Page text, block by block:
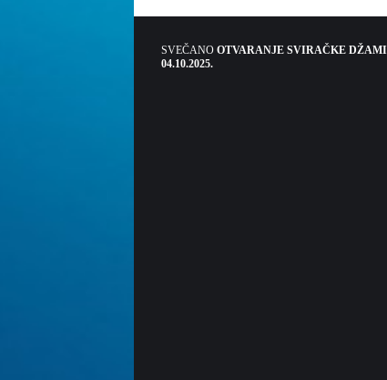
SVEČANO OTVARANJE SVIRAČKE
04.10.2025.